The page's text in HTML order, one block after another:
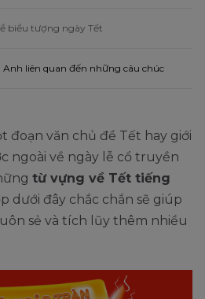
biểu tượng ngày Tết
liên quan đến những câu chúc
đoạn văn chủ đề Tết hay giới
ngoài về ngày lễ cổ truyền
từ vựng về Tết tiếng
dưới đây chắc chắn sẽ giúp
sẻ và tích lũy thêm nhiều